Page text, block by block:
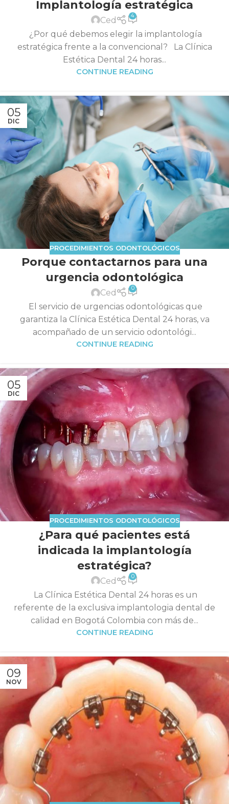
Implantología estratégica
Ced 4
¿Por qué debemos elegir la implantología
estratégica frente a la convencional? La Clínica
Estética Dental 24 horas...
CONTINUE READING
05
DIC
PROCEDIMIENTOS ODONTOLÓGICOS
Porque contactarnos para una
urgencia odontológica
Ced 0
El servicio de urgencias odontológicas que
garantiza la Clínica Estética Dental 24 horas, va
acompañado de un servicio odontológi...
CONTINUE READING
05
DIC
PROCEDIMIENTOS ODONTOLÓGICOS
¿Para qué pacientes está
indicada la implantología
estratégica?
Ced 0
La Clínica Estética Dental 24 horas es un
referente de la exclusiva implantologia dental de
calidad en Bogotá Colombia con más de...
CONTINUE READING
09
NOV